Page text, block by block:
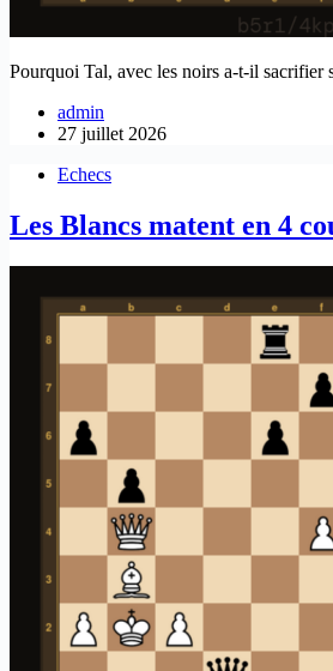
Pourquoi Tal, avec les noirs a-t-il sacrifier
admin
27 juillet 2026
Echecs
Les Blancs matent en 4